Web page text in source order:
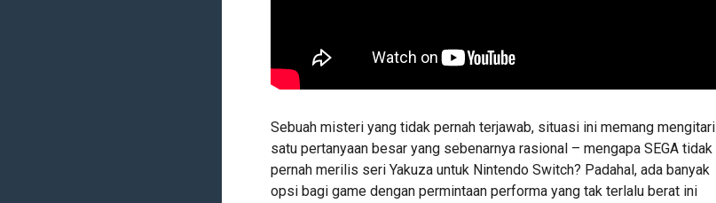
Sebuah misteri yang tidak pernah terjawab, situasi ini memang mengitari
satu pertanyaan besar yang sebenarnya rasional – mengapa SEGA tidak
pernah merilis seri Yakuza untuk Nintendo Switch? Padahal, ada banyak
opsi bagi game dengan permintaan performa yang tak terlalu berat ini